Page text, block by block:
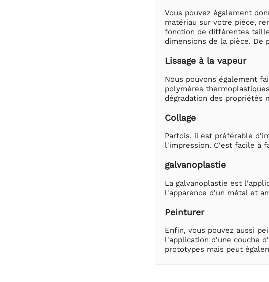
Vous pouvez également
matériau sur votre pièce,
fonction de différentes
dimensions de la pièce. De
Lissage à la vapeur
Nous pouvons également
polymères
dégradation des propriétés
Collage
Parfois, il est préférable
l'impression. C'est facile à
galvanoplastie
La galvanoplastie est
l'apparence d'un métal et
Peinturer
Enfin, vous pouvez aussi
l'application d'une couche
prototypes mais peut